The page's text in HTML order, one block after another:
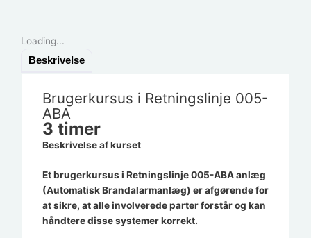
Loading...
Beskrivelse
Brugerkursus i Retningslinje 005-
ABA
3 timer
Beskrivelse af kurset
Et brugerkursus i Retningslinje 005-ABA anlæg
(Automatisk Brandalarmanlæg) er afgørende for
at sikre, at alle involverede parter forstår og kan
håndtere disse systemer korrekt.